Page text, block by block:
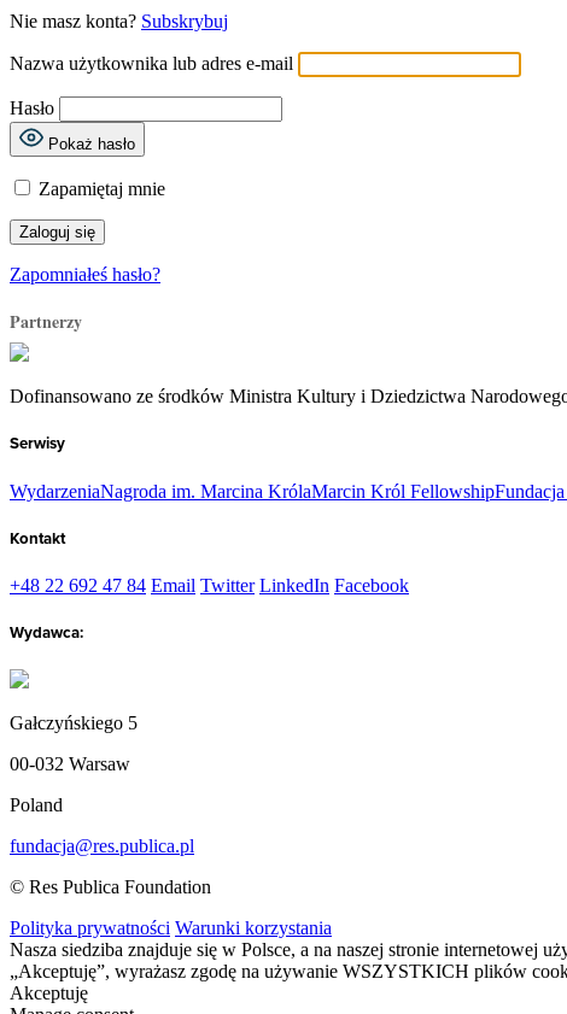
Nie masz konta? Subskrybuj
Nazwa użytkownika lub adres e-mail
Hasło
Pokaż hasło
Zapamiętaj mnie
Zapomniałeś hasło?
Partnerzy
Dofinansowano ze środków Ministra Kultury i Dziedzictwa
Serwisy
WydarzeniaNagroda im. Marcina KrólaMarcin Król Fellowship
Kontakt
+48 22 692 47 84 Email Twitter LinkedIn Facebook
Wydawca:
Gałczyńskiego 5
00-032 Warsaw
Poland
fundacja@res.publica.pl
© Res Publica Foundation
Polityka prywatności Warunki korzystania
Nasza siedziba znajduje się w Polsce, a na naszej stronie
„Akceptuję”, wyrażasz zgodę na używanie WSZYSTKICH plików
Akceptuję